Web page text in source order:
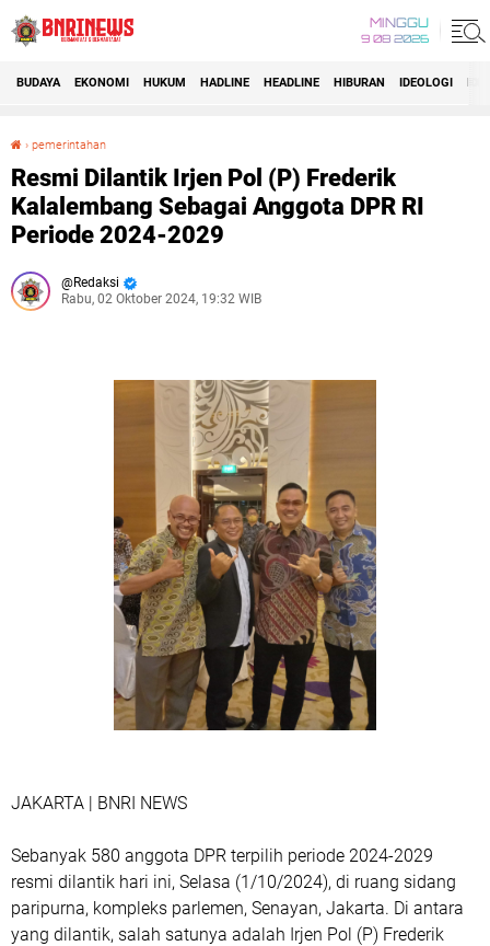
MINGGU
9 08 2026
BUDAYA EKONOMI HUKUM HADLINE HEADLINE HIBURAN IDEOLOGI
› pemerintahan
Resmi Dilantik Irjen Pol (P) Frederik
Kalalembang Sebagai Anggota DPR RI
Periode 2024-2029
Redaksi
Rabu, 02 Oktober 2024, 19:32 WIB
JAKARTA | BNRI NEWS
Sebanyak 580 anggota DPR terpilih periode 2024-2029
resmi dilantik hari ini, Selasa (1/10/2024), di ruang sidang
paripurna, kompleks parlemen, Senayan, Jakarta. Di antara
yang dilantik, salah satunya adalah Irjen Pol (P) Frederik